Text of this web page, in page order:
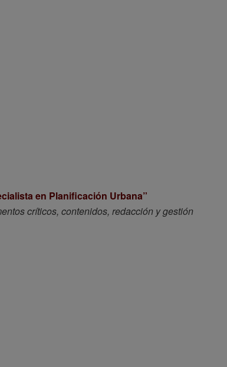
en Planificación Urbana”
críticos, contenidos, redacción y gestión